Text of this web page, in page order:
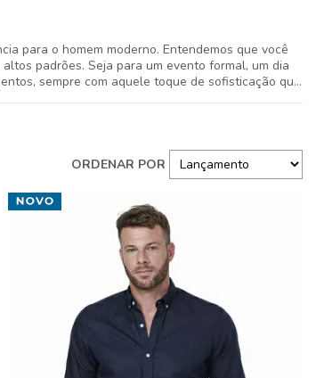
para o homem moderno. Entendemos que você
padrões. Seja para um evento formal, um dia
sempre com aquele toque de sofisticação que
de vida dinâmico e exigente.
oferecemos uma variedade de tecidos, cortes e
fala por você e transforme seu visual com a
Polo Manga Longa|Camisa Casual